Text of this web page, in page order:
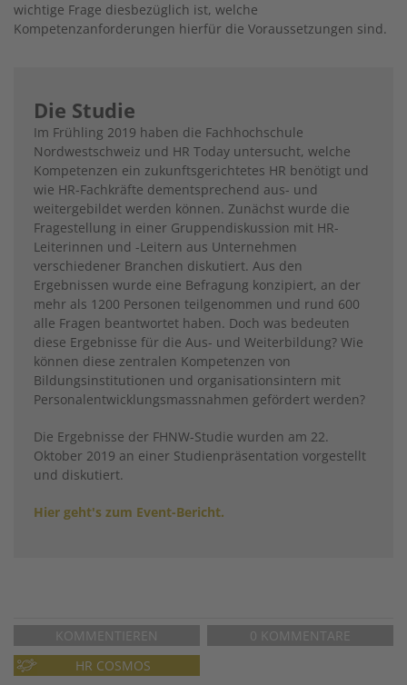
wichtige Frage diesbezüglich ist, welche
Kompetenzanforderungen hierfür die Voraussetzungen sind.
Die Studie
Im Frühling 2019 haben die Fachhochschule
Nordwestschweiz und HR Today untersucht, welche
Kompetenzen ein zukunftsgerichtetes HR benötigt und
wie HR-Fachkräfte dementsprechend aus- und
weitergebildet werden können. Zunächst wurde die
Fragestellung in einer Gruppendiskussion mit HR-
Leiterinnen und -Leitern aus Unternehmen
verschiedener Branchen diskutiert. Aus den
Ergebnissen wurde eine Befragung konzipiert, an der
mehr als 1200 Personen teilgenommen und rund 600
alle Fragen beantwortet haben. Doch was bedeuten
diese Ergebnisse für die Aus- und Weiterbildung? Wie
können diese zentralen Kompetenzen von
Bildungsinstitutionen und organisationsintern mit
Personalentwicklungsmassnahmen gefördert werden?
Die Ergebnisse der FHNW-Studie wurden am 22.
Oktober 2019 an einer Studienpräsentation vorgestellt
und diskutiert.
Hier geht's zum Event-Bericht.
KOMMENTIEREN
0 KOMMENTARE
HR COSMOS